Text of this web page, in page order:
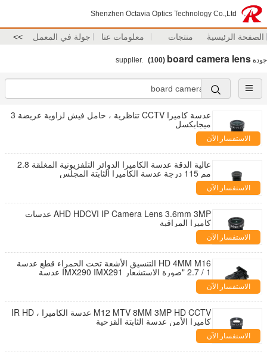
Shenzhen Octavia Optics Technology Co.,Ltd
الصفحة الرئيسية منتجات معلومات عنا جولة في المعمل >>
جودة board camera lens
(100)
عدسة كاميرا CCTV تناظرية ، حامل فيش لزاوية عريضة 3
ميجابكسل
الاستفسار الآن
عالية الدقة عدسة الكاميرا الدوائر التلفزيونية المغلقة 2.8
مم 115 درجة عدسة الكاميرا الثابتة المجلس
الاستفسار الآن
AHD HDCVI IP Camera Lens 3.6mm 3MP عدسات
كاميرا المراقبة
الاستفسار الآن
HD 4MM M16 التنسيق الأشعة تحت الحمراء قطع عدسة
1 / 2.7 "صورة الاستشعار IMX290 IMX291 عدسة
الكاميرا المجلسالاستفسار الآن
M12 MTV 8MM 3MP HD CCTV عدسة الكاميرا ، IR HD
كاميرا الأمن عدسة الثابتة القزحية
الاستفسار الآن